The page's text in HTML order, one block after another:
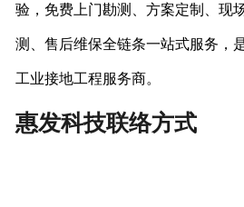
验，免费上门勘测、方案定制、现
测、售后维保全链条一站式服务，
工业接地工程服务商。
惠发科技联络方式